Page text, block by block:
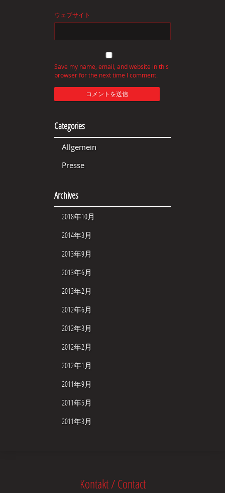
ウェブサイト
Save my name, email, and website in this
browser for the next time I comment.
Categories
Allgemein
Presse
Archives
2018年10月
2014年3月
2013年9月
2013年6月
2013年2月
2012年6月
2012年3月
2012年2月
2012年1月
2011年9月
2011年5月
2011年3月
Kontakt / Contact